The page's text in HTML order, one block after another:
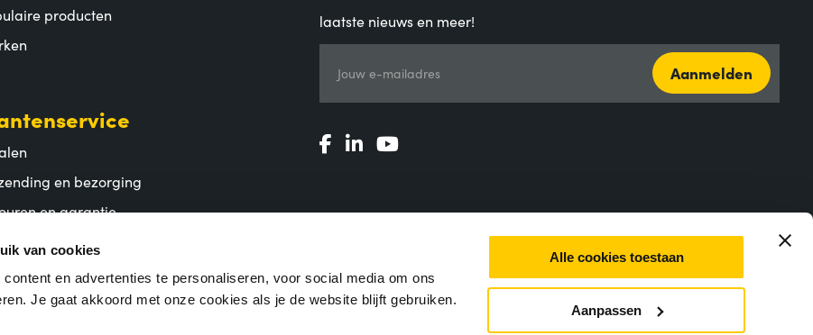
van cookies
en advertenties te personaliseren, voor social media om ons
Je gaat akkoord met onze cookies als je de website blijft gebruiken.
Alle cookies toestaan
Aanpassen
producten
en bezorging
en garantie
vragen
laatste nieuws en meer!
Jouw e-mailadres Aanmelden